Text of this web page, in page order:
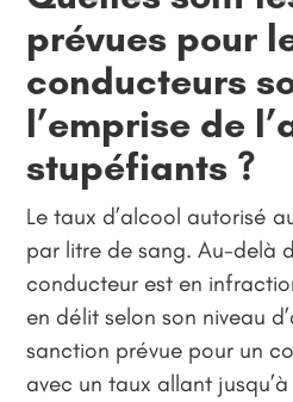
prévues pour
conducteurs
l’emprise de
stupéfiants ?
Le taux d’alcool autorisé
par litre de sang. Au-delà
conducteur est en
en délit selon son niveau
sanction prévue pour un
avec un taux allant